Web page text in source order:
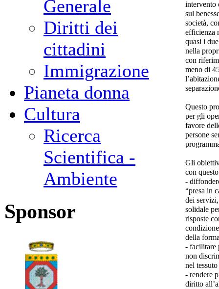
Generale
Diritti dei
cittadini
Immigrazione
Pianeta donna
Cultura
Ricerca
Scientifica -
Ambiente
Sponsor
intervento
sul
società,
efficienza
quasi i
nella
con
meno di
Questo
per gli
favore
persone
Gli
con
-
“presa in
dei
solidale
risposte
della
- facilitare
non
nel
- rendere
diritto